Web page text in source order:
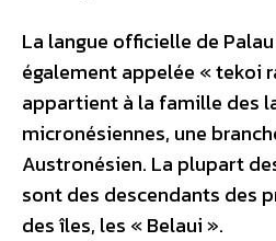
La langue officielle de
également appelée « tekoi
appartient à la famille des
micronésiennes, une
Austronésien. La plupart
sont des descendants des
des îles, les « Belaui ».